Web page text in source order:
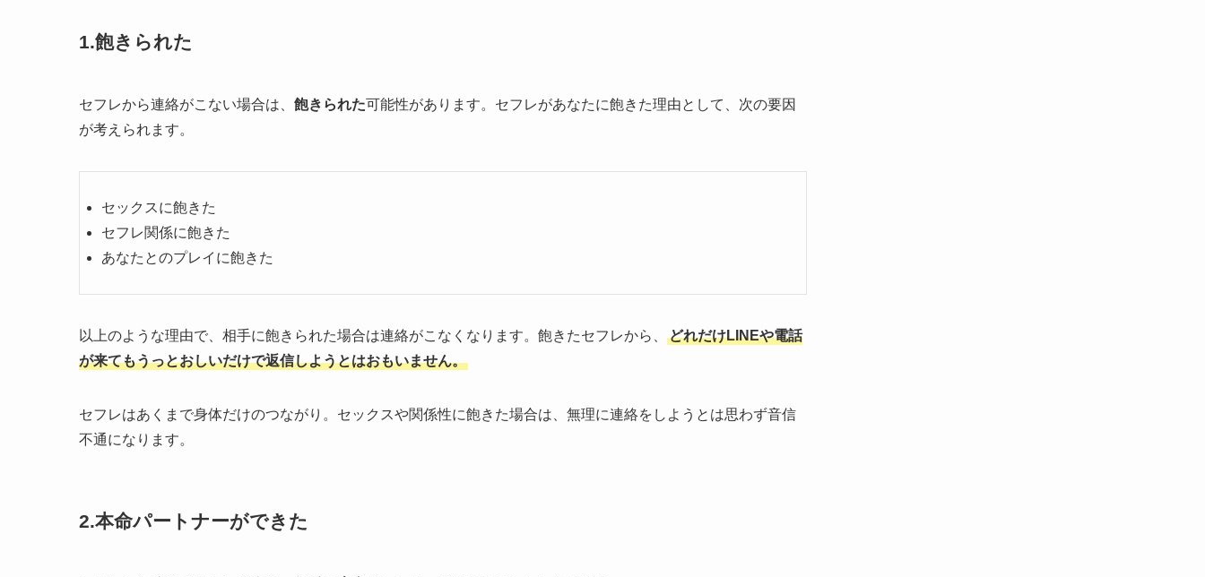
1.飽きられた
セフレから連絡がこない場合は、 飽きられた可能性があります。セフレがあなたに飽きた理由として、次の要因
が考えられます。
セックスに飽きた
セフレ関係に飽きた
あなたとのプレイに飽きた
以上のような理由で、相手に飽きられた場合は連絡がこなくなります。飽きたセフレから、
どれだけLINEや電話
が来てもうっとおしいだけで返信しようとはおもいません。
セフレはあくまで身体だけのつながり。セックスや関係性に飽きた場合は、無理に連絡をしようとは思わず音信
不通になります。
2.本命パートナーができた